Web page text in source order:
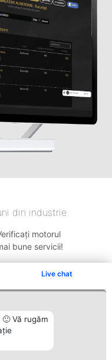
Live chat
Vă rugăm
din industrie
motorul
bune servicii!